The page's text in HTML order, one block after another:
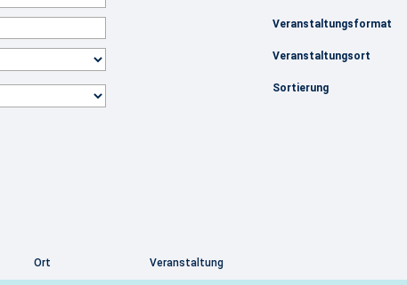
Veranstaltungsformat
Veranstaltungsort
Sortierung
Ort Veranstaltung